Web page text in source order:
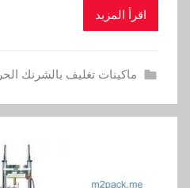
اقرأ المزيد
ماكينات تغليف بالشرنك